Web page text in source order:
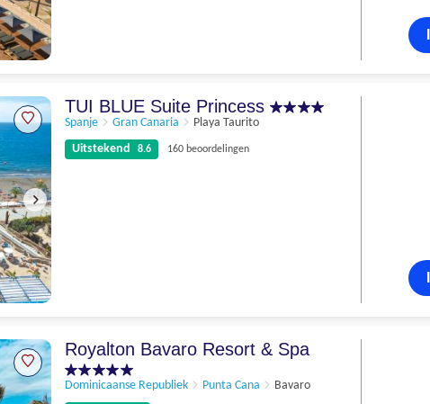
TUI BLUE Suite Princess
Spanje Gran Canaria
Playa Taurito
Uitstekend
8.6 160 beoordelingen
Royalton Bavaro Resort & Spa
Dominicaanse Republiek Punta Cana
Bavaro